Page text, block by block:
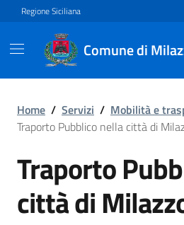
Vai ai contenuti
Vai al footer
Regione Siciliana
Comune di
Traporto
Home / Servizi / Mobilità e
Traporto Pubblico nella città di
Traporto
città di